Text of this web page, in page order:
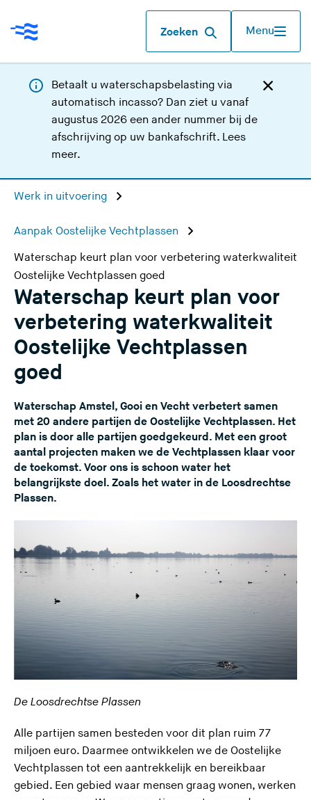
Zoeken Menu
Betaalt u waterschapsbelasting via
automatisch incasso? Dan ziet u vanaf
augustus 2026 een ander nummer bij de
afschrijving op uw bankafschrift. Lees
meer.
Werk in uitvoering
Aanpak Oostelijke Vechtplassen
Waterschap keurt plan voor verbetering waterkwaliteit
Oostelijke Vechtplassen goed
Waterschap keurt plan voor
verbetering waterkwaliteit
Oostelijke Vechtplassen
goed
Waterschap Amstel, Gooi en Vecht verbetert samen
met 20 andere partijen de Oostelijke Vechtplassen. Het
plan is door alle partijen goedgekeurd. Met een groot
aantal projecten maken we de Vechtplassen klaar voor
de toekomst. Voor ons is schoon water het
belangrijkste doel. Zoals het water in de Loosdrechtse
Plassen.
De Loosdrechtse Plassen
Alle partijen samen besteden voor dit plan ruim 77
miljoen euro. Daarmee ontwikkelen we de Oostelijke
Vechtplassen tot een aantrekkelijk en bereikbaar
gebied. Een gebied waar mensen graag wonen, werken